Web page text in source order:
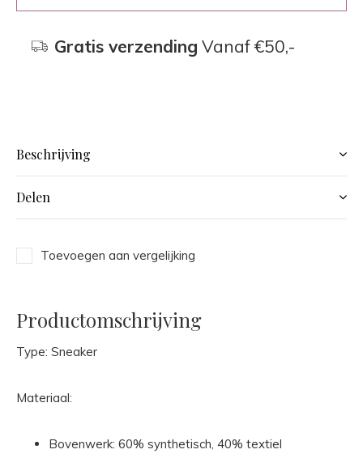
Gratis verzending Vanaf €50,-
Beschrijving
Delen
Toevoegen aan vergelijking
Productomschrijving
Type: Sneaker
Materiaal:
Bovenwerk: 60% synthetisch, 40% textiel